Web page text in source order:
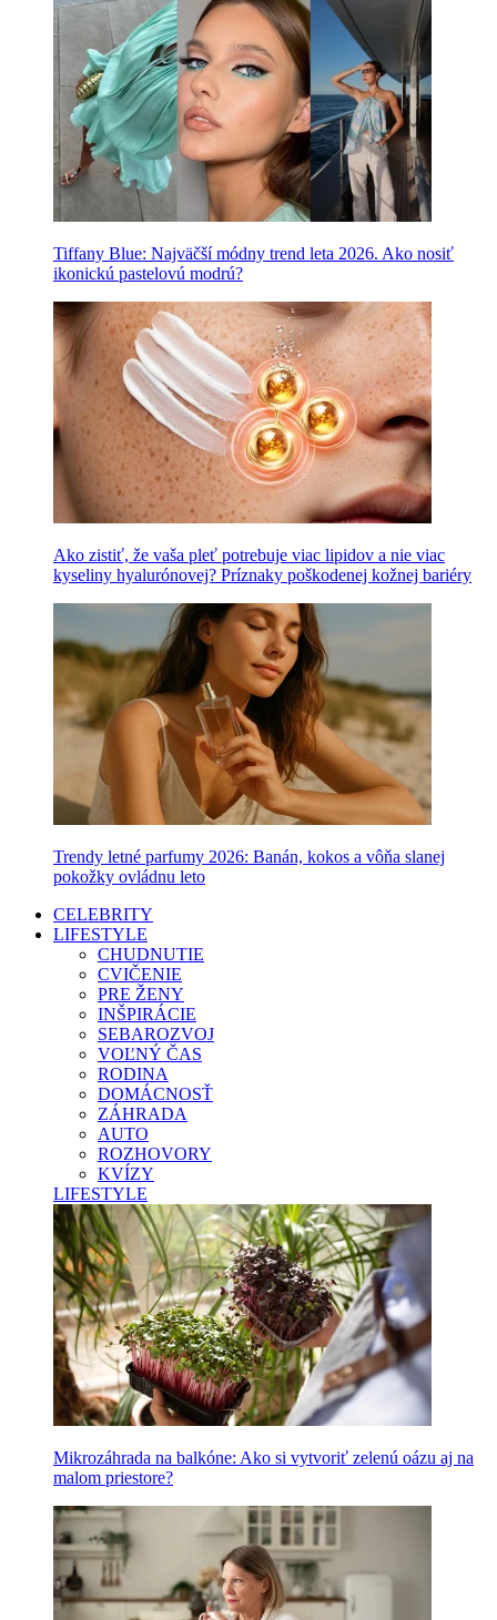
Tiffany Blue: Najväčší módny trend leta 2026. Ako nosiť
ikonickú pastelovú modrú?
Ako zistiť, že vaša pleť potrebuje viac lipidov a nie viac
kyseliny hyalurónovej? Príznaky poškodenej kožnej bariéry
Trendy letné parfumy 2026: Banán, kokos a vôňa slanej
pokožky ovládnu leto
CELEBRITY
LIFESTYLE
CHUDNUTIE
CVIČENIE
PRE ŽENY
INŠPIRÁCIE
SEBAROZVOJ
VOĽNÝ ČAS
RODINA
DOMÁCNOSŤ
ZÁHRADA
AUTO
ROZHOVORY
KVÍZY
LIFESTYLE
Mikrozáhrada na balkóne: Ako si vytvoriť zelenú oázu aj na
malom priestore?